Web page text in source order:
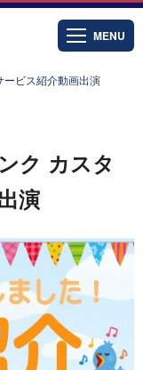
MENU
ービス紹介動画出演
ク カスタ
演